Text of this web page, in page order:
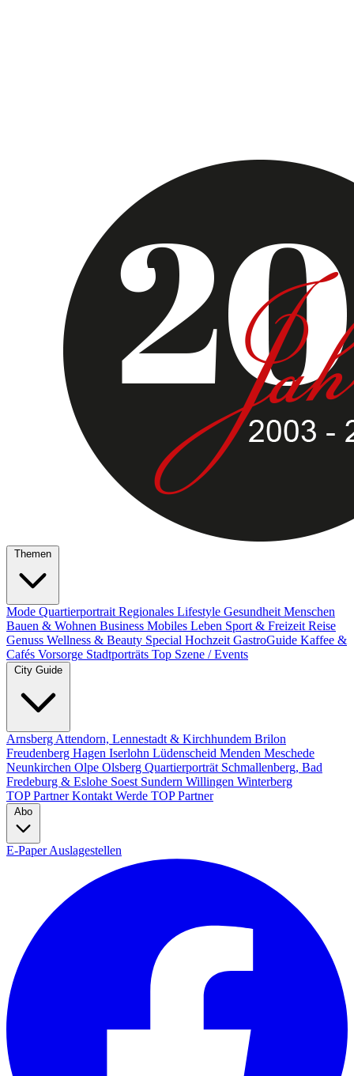
Themen
Mode Quartierportrait Regionales Lifestyle Gesundheit Menschen
Bauen & Wohnen Business Mobiles Leben Sport & Freizeit Reise
Genuss Wellness & Beauty Special Hochzeit GastroGuide Kaffee &
Cafés Vorsorge Stadtporträts Top Szene / Events
City Guide
Arnsberg Attendorn, Lennestadt & Kirchhundem Brilon
Freudenberg Hagen Iserlohn Lüdenscheid Menden Meschede
Neunkirchen Olpe Olsberg Quartierporträt Schmallenberg, Bad
Fredeburg & Eslohe Soest Sundern Willingen Winterberg
TOP PartnerKontakt Werde TOP Partner
Abo
E-PaperAuslagestellen